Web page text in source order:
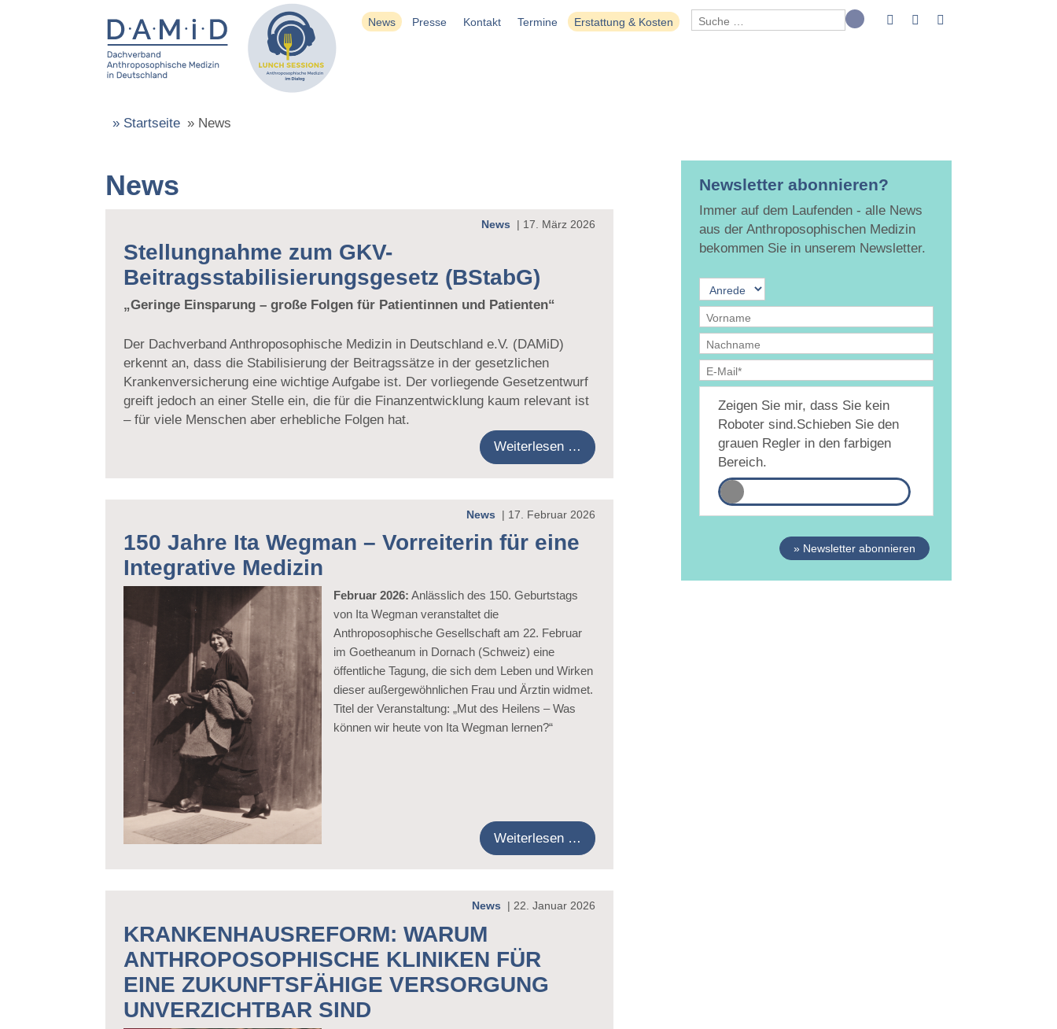
News Presse Kontakt Termine Erstattung & Kosten
» Startseite » News
News
News | 17. März 2026
Stellungnahme zum GKV-
Beitragsstabilisierungsgesetz (BStabG)
„Geringe Einsparung – große Folgen für Patientinnen und Patienten“
Der Dachverband Anthroposophische Medizin in Deutschland e.V. (DAMiD)
erkennt an, dass die Stabilisierung der Beitragssätze in der gesetzlichen
Krankenversicherung eine wichtige Aufgabe ist. Der vorliegende Gesetzentwurf
greift jedoch an einer Stelle ein, die für die Finanzentwicklung kaum relevant ist
– für viele Menschen aber erhebliche Folgen hat.
Weiterlesen …
News | 17. Februar 2026
150 Jahre Ita Wegman – Vorreiterin für eine
Integrative Medizin
Februar 2026: Anlässlich des 150. Geburtstags
von Ita Wegman veranstaltet die
Anthroposophische Gesellschaft am 22. Februar
im Goetheanum in Dornach (Schweiz) eine
öffentliche Tagung, die sich dem Leben und Wirken
dieser außergewöhnlichen Frau und Ärztin widmet.
Titel der Veranstaltung: „Mut des Heilens – Was
können wir heute von Ita Wegman lernen?“
Weiterlesen …
News | 22. Januar 2026
KRANKENHAUSREFORM: WARUM
ANTHROPOSOPHISCHE KLINIKEN FÜR
EINE ZUKUNFTSFÄHIGE VERSORGUNG
UNVERZICHTBAR SIND
Newsletter abonnieren?
Immer auf dem Laufenden - alle News
aus der Anthroposophischen Medizin
bekommen Sie in unserem Newsletter.
einverstanden, dass DAMiD mich per E-Mail über
Themen und Veranstaltungen informiert.
Datenschutzerklärung
Zeigen Sie mir, dass Sie kein
Roboter sind.Schieben Sie den
grauen Regler in den farbigen
Bereich.
» Newsletter abonnieren